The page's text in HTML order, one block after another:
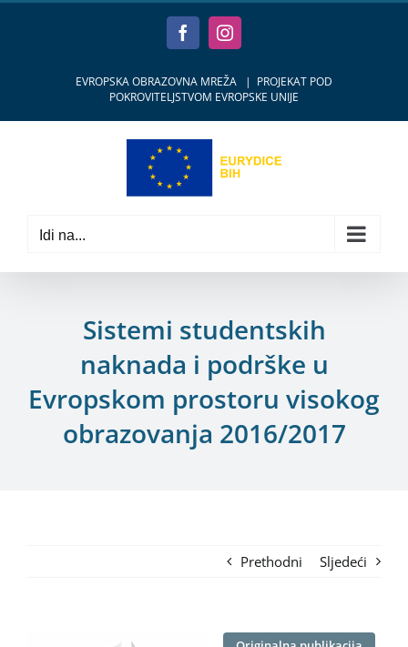
FacebookInstagram
EVROPSKA OBRAZOVNA MREŽA | PROJEKAT POD
POKROVITELJSTVOM EVROPSKE UNIJE
Idi na...
Sistemi studentskih
naknada i podrške u
Evropskom prostoru visokog
obrazovanja 2016/2017
Prethodni Sljedeći